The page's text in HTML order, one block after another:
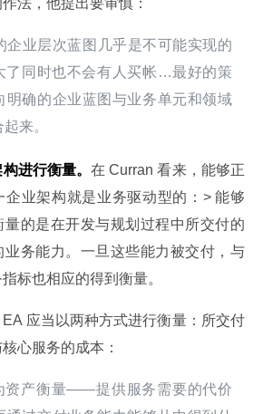
法，他提出要审慎：
企业层次蓝图几乎是不可能实现的
同时也不会有人买帐…最好的策
明确的企业蓝图与业务单元和领域
来。
进行衡量。在 Curran 看来，能够正
企业架构就是业务驱动型的：> 能够
量的是在开发与规划过程中所交付的
业务能力。一旦这些能力被交付，与
标也相应的得到衡量。
应当以两种方式进行衡量：所交付
心服务的成本：
资产衡量——提供服务需要的代价